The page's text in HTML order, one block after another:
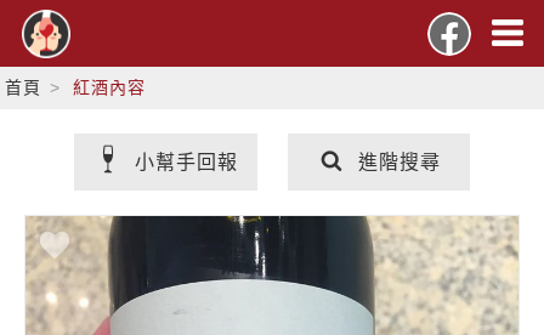
首頁 紅酒內容
小幫手回報 進階搜尋